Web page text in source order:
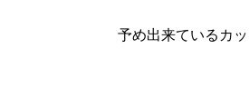
予め出来ているカ